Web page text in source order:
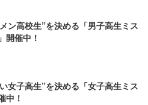
ン高校生”を決める「男子高生ミス
開催中！
女子高生”を決める「女子高生ミス
中！